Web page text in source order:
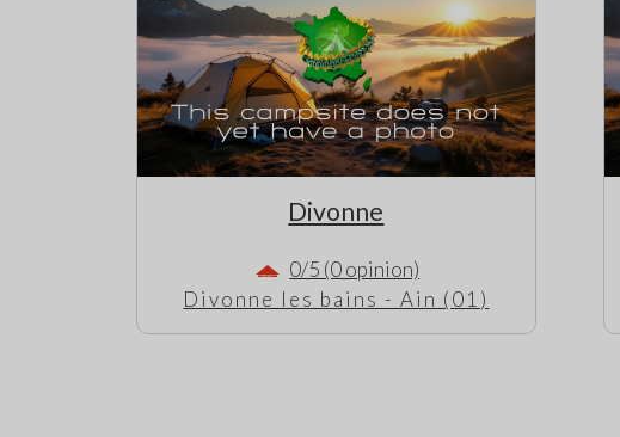
Divonne
0/5 (0 opinion)
Divonne les bains - Ain (01)